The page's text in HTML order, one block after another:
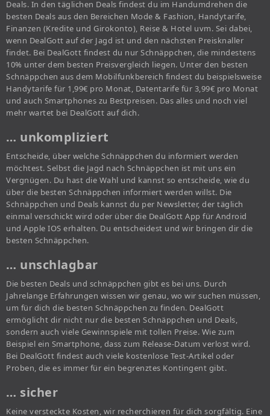
Deals. In den täglichen Deals findest du im Handumdrehen die
besten Deals aus den Bereichen Mode & Fashion, Handytarife,
Finanzen (Kredite und Girokonto), Reise & Hotel uvm. Sei dabei,
wenn DealGott auf der Jagd ist und den nächsten Preisknaller
findet. Bei DealGott findest du nur Schnäppchen, die mindestens
10% unter dem besten Preisvergleich liegen. Unter den besten
Schnäppchen aus dem Mobilfunkbereich findest du beispielsweise
Handytarife für 1,99€ pro Monat, Datentarife für 3,99€ pro Monat
und auch Smartphones zu Bestpreisen. Das alles und noch viel
mehr wartet bei DealGott auf dich.
… unkompliziert
Entscheide, über welche Schnäppchen du informiert werden
möchtest. Selbst die Jagd nach Schnäppchen ist mit uns ein
Vergnügen. Du hast die Wahl und kannst so entscheide, wie du
über die besten Schnäppchen informiert werden willst. Die
Schnäppchen und Deals kannst du per Newsletter, der täglich
einmal verschickt wird oder über die DealGott App für Android
und Apple IOS erhalten. Du entscheidest und wir bringen dir die
besten Schnäppchen.
… unschlagbar
Die besten Deals und schnäppchen gibt es bei uns. Durch
Jahrelange Erfahrungen wissen wir genau, wo wir suchen müssen,
um für dich die besten Schnäppchen zu finden. DealGott
ermöglicht dir nicht nur die besten Schnäppchen und Deals,
sondern auch viele Gewinnspiele mit tollen Preise. Wie zum
Beispiel ein Smartphone, dass zum Release-Datum verlost wird.
Bei DealGott findest auch viele kostenlose Test-Artikel oder
Proben, die es immer für ein begrenztes Kontingent gibt.
… sicher
Keine versteckte Kosten, wir recherchieren für dich sorgfältig. Eine